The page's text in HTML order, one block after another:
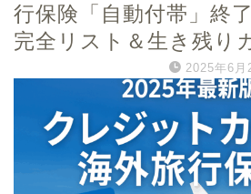
行保険「自動付帯」終
完全リスト＆生き残り
2025年6月